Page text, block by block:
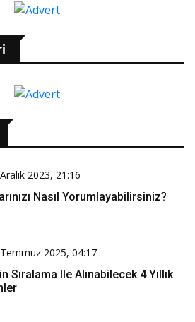
2023, 21:16
Nasıl Yorumlayabilirsiniz?
2025, 04:17
Sıralama Ile Alınabilecek 4 Yıllık